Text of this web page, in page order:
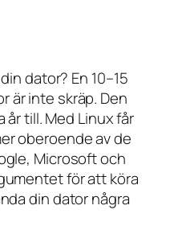
dator? En 10–15
är inte skräp. Den
år till. Med Linux får
oberoende av de
Microsoft och
för att köra
din dator några